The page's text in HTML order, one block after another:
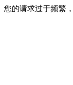
您的请求过于频繁